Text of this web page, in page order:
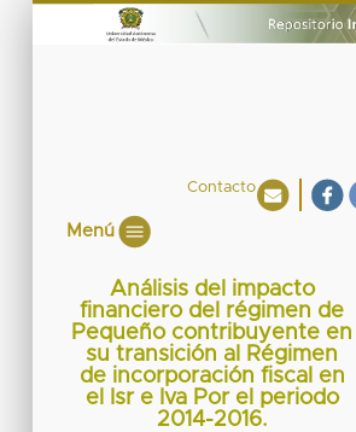
Contacto
Menú
Análisis del impacto
financiero del régimen de
Pequeño contribuyente en
su transición al Régimen
de incorporación fiscal en
el Isr e Iva Por el periodo
2014-2016.